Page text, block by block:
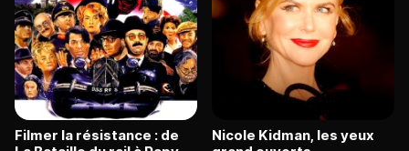
Filmer la résistance : de
Nicole Kidman, les yeux